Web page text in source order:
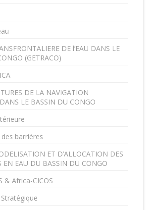
DE l’EAU DANS LE
(GETRACO)
DE LA NAVIGATION
LE BASSIN DU CONGO
barrières
ET D’ALLOCATION DES
EN EAU DU BASSIN DU CONGO
& Africa-CICOS
Stratégique